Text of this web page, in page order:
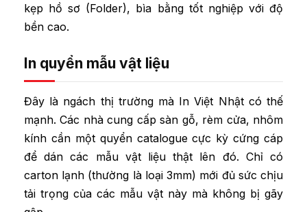
kẹp hồ sơ (Folder), bìa bằng tốt nghiệp với độ
bền cao.
In quyển mẫu vật liệu
Đây là ngách thị trường mà In Việt Nhật có thế
mạnh. Các nhà cung cấp sàn gỗ, rèm cửa, nhôm
kính cần một quyển catalogue cực kỳ cứng cáp
để dán các mẫu vật liệu thật lên đó. Chỉ có
carton lạnh (thường là loại 3mm) mới đủ sức chịu
tải trọng của các mẫu vật này mà không bị gãy